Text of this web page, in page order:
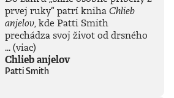
hudobný
Body
takmer za
rozhovor
Bangom
ktorý je
prvej ruky“patrí knihaChlieb
anjelov, kde Patti Smith
prechádza svoj život od drsného
...(viac)
Chlieb anjelov
Patti Smith